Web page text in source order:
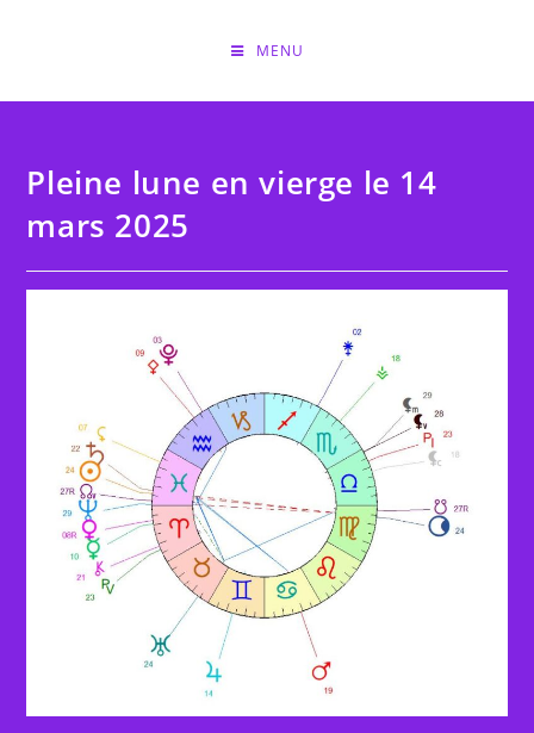
MENU
Pleine lune en vierge le 14
mars 2025